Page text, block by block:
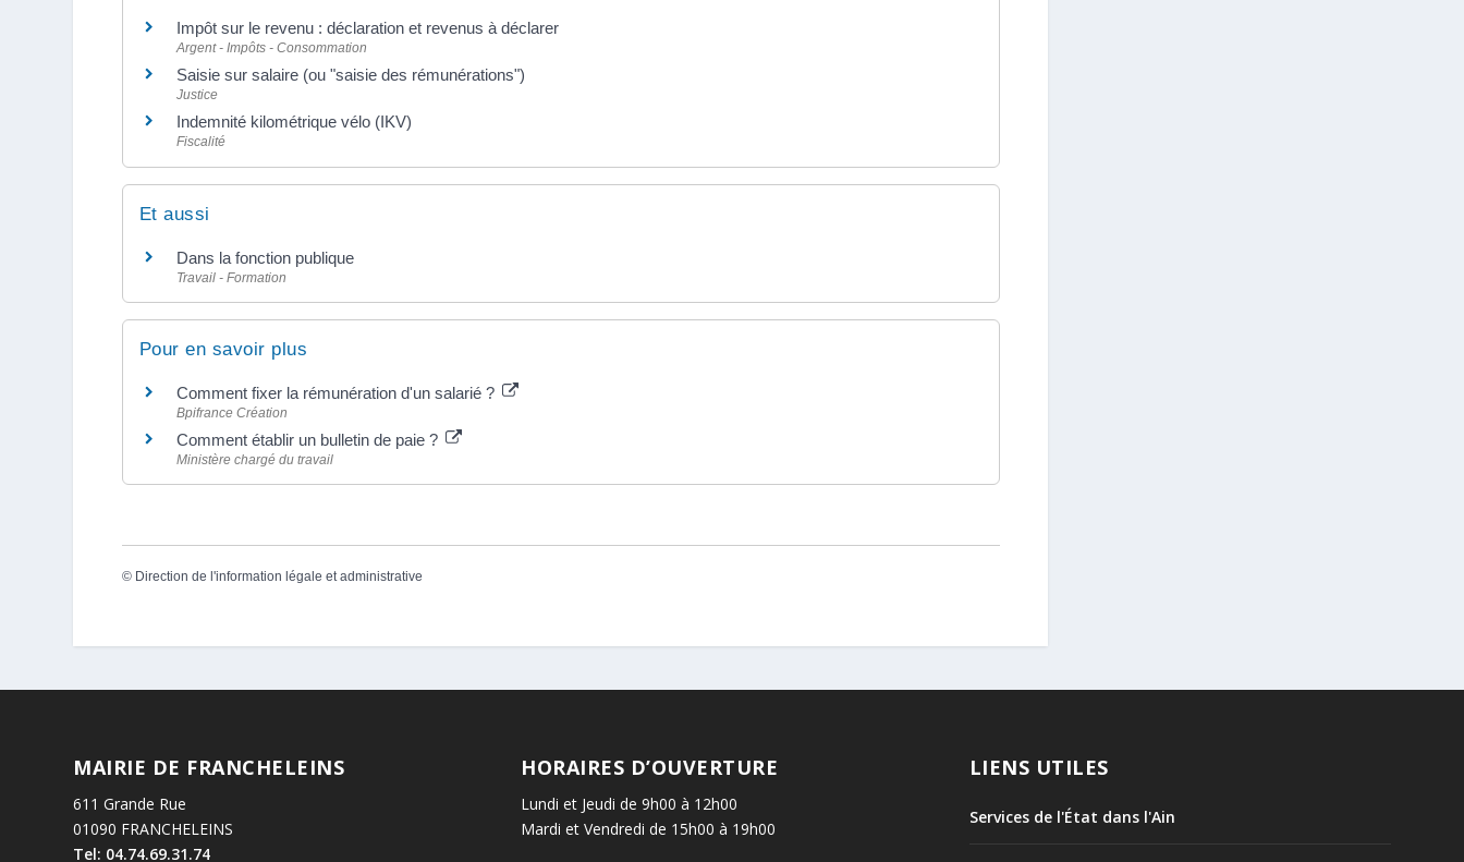
Impôt sur le revenu : déclaration et revenus à déclarer
Argent - Impôts - Consommation
Saisie sur salaire (ou "saisie des rémunérations")
Justice
Indemnité kilométrique vélo (IKV)
Fiscalité
Et aussi
Dans la fonction publique
Travail - Formation
Pour en savoir plus
Comment fixer la rémunération d'un salarié ?
Bpifrance Création
Comment établir un bulletin de paie ?
Ministère chargé du travail
© Direction de l'information légale et administrative
MAIRIE DE FRANCHELEINS
611 Grande Rue
01090 FRANCHELEINS
Tel: 04.74.69.31.74
HORAIRES D’OUVERTURE
Lundi et Jeudi de 9h00 à 12h00
Mardi et Vendredi de 15h00 à 19h00
LIENS UTILES
Services de l'État dans l'Ain